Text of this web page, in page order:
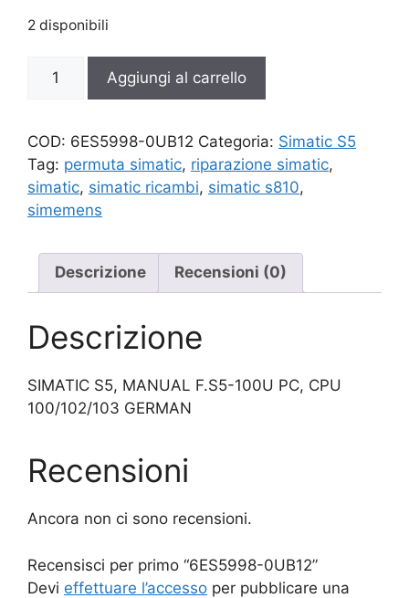
2 disponibili
0UB12
Aggiungi al carrello
COD: 6ES5998-0UB12 Categoria: Simatic S5
Tag: permuta simatic, riparazione simatic,
simatic, simatic ricambi, simatic s810,
simemens
Descrizione Recensioni (0)
Descrizione
SIMATIC S5, MANUAL F.S5-100U PC, CPU
100/102/103 GERMAN
Recensioni
Ancora non ci sono recensioni.
Recensisci per primo “6ES5998-0UB12”
Devi effettuare l’accesso per pubblicare una